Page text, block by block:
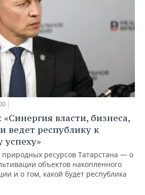
власти, бизнеса,
ведет республику к
успеху»
ресурсов Татарстана — о
объектов накопленного
и о том, какой будет республика